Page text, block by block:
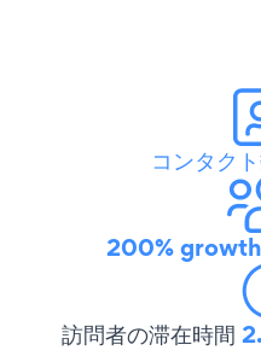
コンタク
200% growth
訪問者の滞在時間